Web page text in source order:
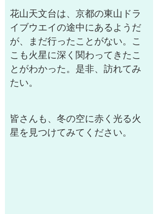
花山天文台は、京都の東山ドラ
イブウエイの途中にあるようだ
が、まだ行ったことがない。こ
こも火星に深く関わってきたこ
とがわかった。是非、訪れてみ
たい。
皆さんも、冬の空に赤く光る火
星を見つけてみてください。